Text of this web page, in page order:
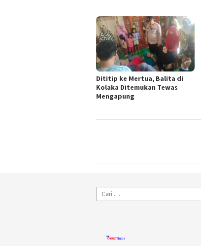
Dititip ke Mertua, Balita di
Kolaka Ditemukan Tewas
Mengapung
Cari
untuk: